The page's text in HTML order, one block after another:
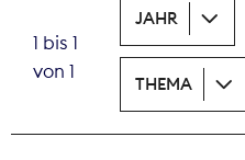
Theodor-
1 bis 1
von 1
JAHR
THEMA